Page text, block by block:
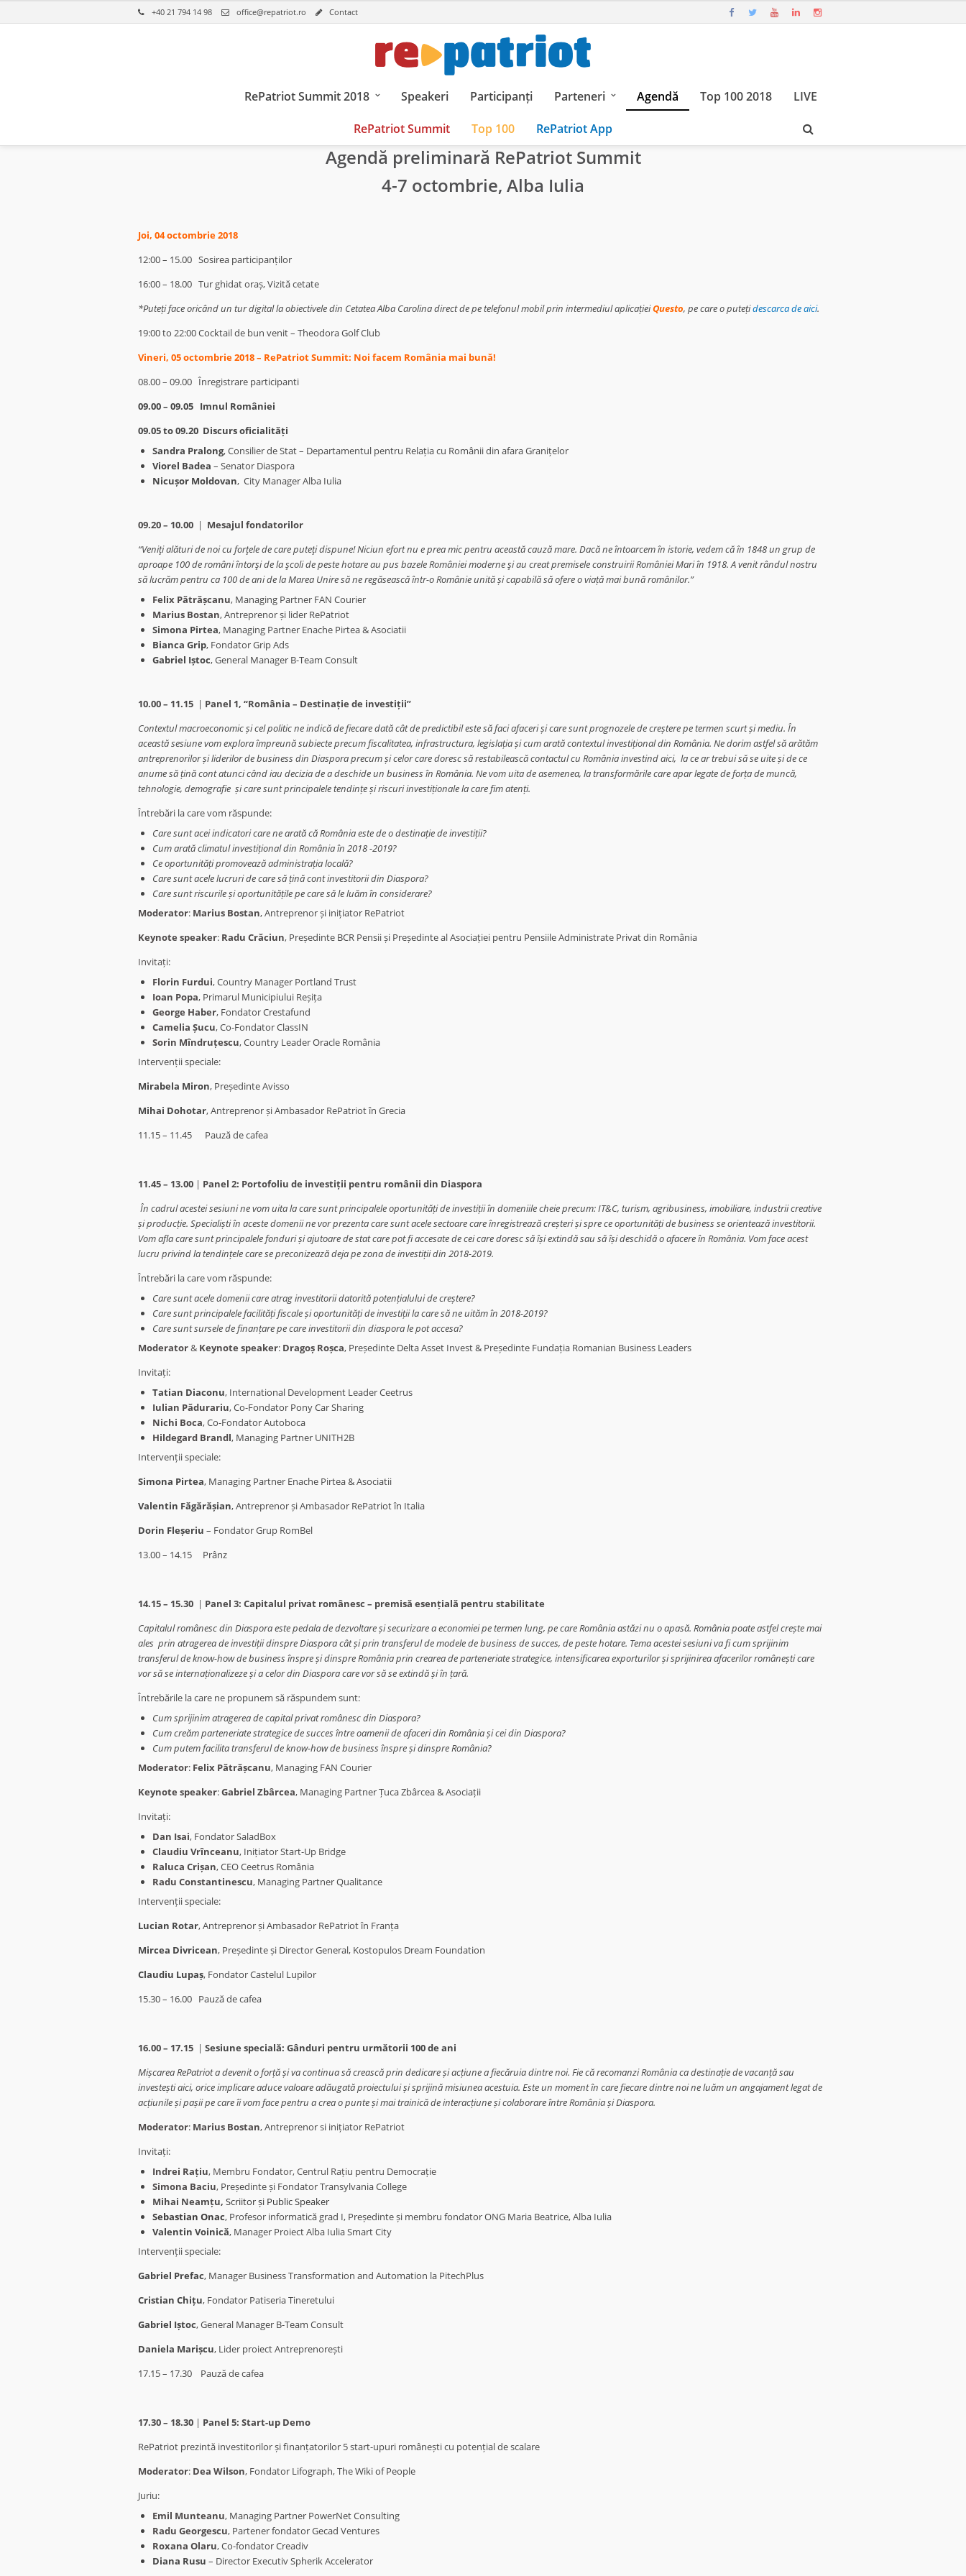
+40 21 794 14 98 office@repatriot.ro Contact
RePatriot Summit 2018 Speakeri Participanți Parteneri Agendă Top 100 2018 LIVE
RePatriot Summit Top 100 RePatriot App
Agendă preliminară RePatriot Summit
4-7 octombrie, Alba Iulia
Joi, 04 octombrie 2018
12:00 – 15.00 Sosirea participanților
16:00 – 18.00 Tur ghidat oraș, Vizită cetate
*Puteți face oricând un tur digital la obiectivele din Cetatea Alba Carolina direct de pe telefonul mobil prin intermediul aplicațieiQuesto, pe care o putețidescarca de aici.
19:00 to 22:00 Cocktail de bun venit – Theodora Golf Club
Vineri, 05 octombrie 2018 – RePatriot Summit: Noi facem România mai bună!
08.00 – 09.00 Înregistrare participanti
09.00 – 09.05 Imnul României
09.05 to 09.20 Discurs oficialități
Sandra Pralong, Consilier de Stat – Departamentul pentru Relația cu Românii din afara Granițelor
Viorel Badea – Senator Diaspora
Nicușor Moldovan, City Manager Alba Iulia
09.20 – 10.00 | Mesajul fondatorilor
“Veniţi alături de noi cu forţele de care puteţi dispune! Niciun efort nu e prea mic pentru această cauză mare. Dacă ne întoarcem în istorie, vedem că în 1848 un grup de
aproape 100 de români întorşi de la şcoli de peste hotare au pus bazele României moderne şi au creat premisele construirii României Mari în 1918. A venit rândul nostru
să lucrăm pentru ca 100 de ani de la Marea Unire să ne regăsească într-o Românie unită și capabilă să ofere o viață mai bună românilor.”
Felix Pătrășcanu, Managing Partner FAN Courier
Marius Bostan, Antreprenor și lider RePatriot
Simona Pirtea, Managing Partner Enache Pirtea & Asociatii
Bianca Grip, Fondator Grip Ads
Gabriel Iștoc, General Manager B-Team Consult
10.00 – 11.15 | Panel 1, “România – Destinație de investiții”
Contextul macroeconomic și cel politic ne indică de fiecare dată cât de predictibil este să faci afaceri și care sunt prognozele de creștere pe termen scurt și mediu. În
această sesiune vom explora împreună subiecte precum fiscalitatea, infrastructura, legislația și cum arată contextul investițional din România. Ne dorim astfel să arătăm
antreprenorilor și liderilor de business din Diaspora precum și celor care doresc să restabilească contactul cu România investind aici, la ce ar trebui să se uite și de ce
anume să țină cont atunci când iau decizia de a deschide un business în România. Ne vom uita de asemenea, la transformările care apar legate de forța de muncă,
tehnologie, demografie și care sunt principalele tendințe și riscuri investiționale la care fim atenți.
Întrebări la care vom răspunde:
Care sunt acei indicatori care ne arată că România este de o destinație de investiții?
Cum arată climatul investițional din România în 2018 -2019?
Ce oportunități promovează administrația locală?
Care sunt acele lucruri de care să țină cont investitorii din Diaspora?
Care sunt riscurile și oportunitățile pe care să le luăm în considerare?
Moderator: Marius Bostan, Antreprenor și inițiator RePatriot
Keynote speaker: Radu Crăciun, Președinte BCR Pensii și Președinte al Asociației pentru Pensiile Administrate Privat din România
Invitați:
Florin Furdui, Country Manager Portland Trust
Ioan Popa, Primarul Municipiului Reșița
George Haber, Fondator Crestafund
Camelia Șucu, Co-Fondator ClassIN
Sorin Mîndruțescu, Country Leader Oracle România
Intervenții speciale:
Mirabela Miron, Președinte Avisso
Mihai Dohotar, Antreprenor și Ambasador RePatriot în Grecia
11.15 – 11.45 Pauză de cafea
11.45 – 13.00 | Panel 2: Portofoliu de investiții pentru românii din Diaspora
În cadrul acestei sesiuni ne vom uita la care sunt principalele oportunități de investiții în domeniile cheie precum: IT&C, turism, agribusiness, imobiliare, industrii creative
și producție. Specialiști în aceste domenii ne vor prezenta care sunt acele sectoare care înregistrează creșteri și spre ce oportunități de business se orientează investitorii.
Vom afla care sunt principalele fonduri și ajutoare de stat care pot fi accesate de cei care doresc să își extindă sau să își deschidă o afacere în România. Vom face acest
lucru privind la tendințele care se preconizează deja pe zona de investiții din 2018-2019.
Întrebări la care vom răspunde:
Care sunt acele domenii care atrag investitorii datorită potențialului de creștere?
Care sunt principalele facilități fiscale și oportunități de investiții la care să ne uităm în 2018-2019?
Care sunt sursele de finanțare pe care investitorii din diaspora le pot accesa?
Moderator& Keynote speaker: Dragoș Roșca, Președinte Delta Asset Invest & Președinte Fundația Romanian Business Leaders
Invitați:
Tatian Diaconu, International Development Leader Ceetrus
Iulian Pădurariu, Co-Fondator Pony Car Sharing
Nichi Boca, Co-Fondator Autoboca
Hildegard Brandl, Managing Partner UNITH2B
Intervenții speciale:
Simona Pirtea, Managing Partner Enache Pirtea & Asociatii
Valentin Făgărășian, Antreprenor și Ambasador RePatriot în Italia
Dorin Fleșeriu – Fondator Grup RomBel
13.00 – 14.15 Prânz
14.15 – 15.30 | Panel 3: Capitalul privat românesc – premisă esențială pentru stabilitate
Capitalul românesc din Diaspora este pedala de dezvoltare și securizare a economiei pe termen lung, pe care România astăzi nu o apasă. România poate astfel crește mai
ales prin atragerea de investiții dinspre Diaspora cât și prin transferul de modele de business de succes, de peste hotare. Tema acestei sesiuni va fi cum sprijinim
transferul de know-how de business înspre și dinspre România prin crearea de parteneriate strategice, intensificarea exporturilor și sprijinirea afacerilor românești care
vor să se internaționalizeze și a celor din Diaspora care vor să se extindă și în țară.
Întrebările la care ne propunem să răspundem sunt:
Cum sprijinim atragerea de capital privat românesc din Diaspora?
Cum creăm parteneriate strategice de succes între oamenii de afaceri din România și cei din Diaspora?
Cum putem facilita transferul de know-how de business înspre și dinspre România?
Moderator: Felix Pătrășcanu, Managing FAN Courier
Keynote speaker:Gabriel Zbârcea, Managing Partner Țuca Zbârcea & Asociații
Invitați:
Dan Isai, Fondator SaladBox
Claudiu Vrînceanu, Inițiator Start-Up Bridge
Raluca Crișan, CEO Ceetrus România
Radu Constantinescu, Managing Partner Qualitance
Intervenții speciale:
Lucian Rotar, Antreprenor și Ambasador RePatriot în Franța
Mircea Divricean, Președinte și Director General, Kostopulos Dream Foundation
Claudiu Lupaș, Fondator Castelul Lupilor
15.30 – 16.00 Pauză de cafea
16.00 – 17.15 | Sesiune specială: Gânduri pentru următorii 100 de ani
Mișcarea RePatriot a devenit o forță și va continua să crească prin dedicare și acțiune a fiecăruia dintre noi. Fie că recomanzi România ca destinație de vacanță sau
investești aici, orice implicare aduce valoare adăugată proiectului și sprijină misiunea acestuia. Este un moment în care fiecare dintre noi ne luăm un angajament legat de
acțiunile și pașii pe care îi vom face pentru a crea o punte și mai trainică de interacțiune și colaborare între România și Diaspora.
Moderator: Marius Bostan, Antreprenor si inițiator RePatriot
Invitați:
Indrei Rațiu, Membru Fondator, Centrul Rațiu pentru Democrație
Simona Baciu, Președinte și Fondator Transylvania College
Mihai Neamțu, Scriitor și Public Speaker
Sebastian Onac, Profesor informatică grad I, Președinte și membru fondator ONG Maria Beatrice, Alba Iulia
Valentin Voinică, Manager Proiect Alba Iulia Smart City
Intervenții speciale:
Gabriel Prefac, Manager Business Transformation and Automation la PitechPlus
Cristian Chițu, Fondator Patiseria Tineretului
Gabriel Iștoc, General Manager B-Team Consult
Daniela Marișcu, Lider proiect Antreprenorești
17.15 – 17.30
Pauză de cafea
17.30 – 18.30 | Panel 5: Start-up Demo
RePatriot prezintă investitorilor și finanțatorilor 5 start-upuri românești cu potențial de scalare
Moderator: Dea Wilson, Fondator Lifograph, The Wiki of People
Juriu:
Emil Munteanu, Managing Partner PowerNet Consulting
Radu Georgescu, Partener fondator Gecad Ventures
Roxana Olaru, Co-fondator Creadiv
Diana Rusu – Director Executiv Spherik Accelerator